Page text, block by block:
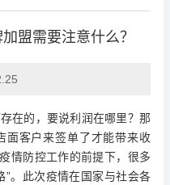
盟需要注意什么？
在的，要说利润在哪里？那
面客户来签单了才能带来收
情防控工作的前提下，很多
”。此次疫情在国家与社会各